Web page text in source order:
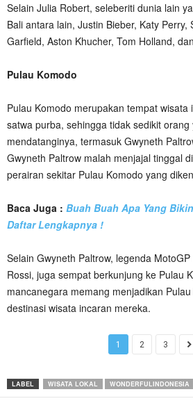
Selain Julia Robert, seleberiti dunia lain
Bali antara lain, Justin Bieber, Katy
Garfield, Aston Khucher, Tom Holland,
Pulau Komodo
Pulau Komodo merupakan tempat wisata
satwa purba, sehingga tidak sedikit orang
mendatanginya, termasuk Gwyneth
Gwyneth Paltrow malah menjajal tinggal
perairan sekitar Pulau Komodo yang
Baca Juga : Buah Buah Apa Yang
Daftar Lengkapnya !
Selain Gwyneth Paltrow, legenda
Rossi, juga sempat berkunjung ke Pulau
mancanegara memang menjadikan
destinasi wisata incaran mereka.
1 2 3
LABEL WISATA LOKAL WONDERFULINDONESIA